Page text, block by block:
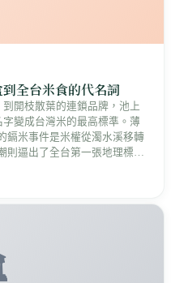
全台米食的代名詞
開枝散葉的連鎖品牌，池上
變成台灣米的最高標準。薄
鎘米事件是米權從濁水溪移轉
則逼出了全台第一張地理標誌